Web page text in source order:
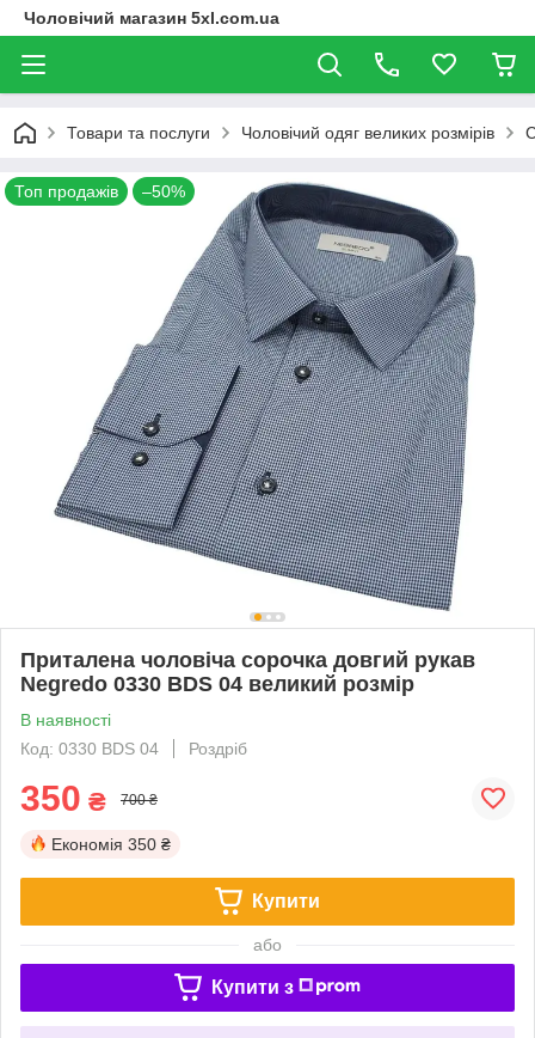
Чоловічий магазин 5xl.com.ua
Товари та послуги Чоловічий одяг великих розмірів
Топ продажів –50%
Приталена чоловіча сорочка довгий рукав
Negredo 0330 BDS 04 великий розмір
В наявності
Код: 0330 BDS 04
Роздріб
350 ₴ 700 ₴
Економія 350 ₴
Купити
або
Купити з